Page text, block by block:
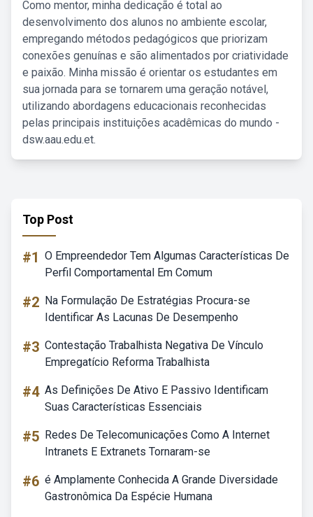
Como mentor, minha dedicação é total ao
desenvolvimento dos alunos no ambiente escolar,
empregando métodos pedagógicos que priorizam
conexões genuínas e são alimentados por criatividade
e paixão. Minha missão é orientar os estudantes em
sua jornada para se tornarem uma geração notável,
utilizando abordagens educacionais reconhecidas
pelas principais instituições acadêmicas do mundo -
dsw.aau.edu.et.
Top Post
#1 O Empreendedor Tem Algumas Características De
Perfil Comportamental Em Comum
#2 Na Formulação De Estratégias Procura-se
Identificar As Lacunas De Desempenho
#3 Contestação Trabalhista Negativa De Vínculo
Empregatício Reforma Trabalhista
#4 As Definições De Ativo E Passivo Identificam
Suas Características Essenciais
#5 Redes De Telecomunicações Como A Internet
Intranets E Extranets Tornaram-se
#6 é Amplamente Conhecida A Grande Diversidade
Gastronômica Da Espécie Humana